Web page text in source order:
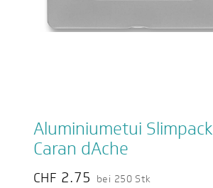
Aluminiumetui Slimpack
Caran dAche
CHF 2.75 bei 250 Stk